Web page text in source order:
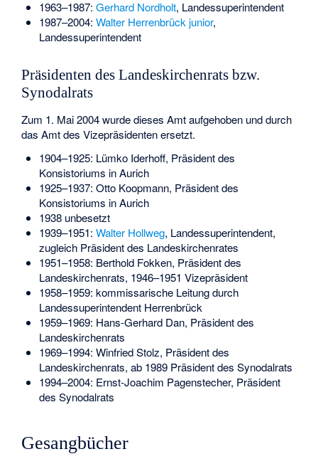
1963–1987: Gerhard Nordholt, Landessuperintendent
1987–2004: Walter Herrenbrück junior,
Landessuperintendent
Präsidenten des Landeskirchenrats bzw.
Synodalrats
Zum 1. Mai 2004 wurde dieses Amt aufgehoben und durch
das Amt des Vizepräsidenten ersetzt.
1904–1925: Lümko Iderhoff, Präsident des
Konsistoriums in Aurich
1925–1937: Otto Koopmann, Präsident des
Konsistoriums in Aurich
1938 unbesetzt
1939–1951: Walter Hollweg, Landessuperintendent,
zugleich Präsident des Landeskirchenrates
1951–1958: Berthold Fokken, Präsident des
Landeskirchenrats, 1946–1951 Vizepräsident
1958–1959: kommissarische Leitung durch
Landessuperintendent Herrenbrück
1959–1969: Hans-Gerhard Dan, Präsident des
Landeskirchenrats
1969–1994: Winfried Stolz, Präsident des
Landeskirchenrats, ab 1989 Präsident des Synodalrats
1994–2004: Ernst-Joachim Pagenstecher, Präsident
des Synodalrats
Gesangbücher